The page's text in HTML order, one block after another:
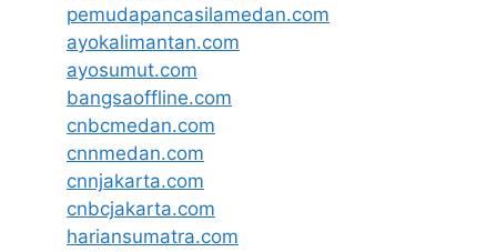
pemudapancasilamedan.com
ayokalimantan.com
ayosumut.com
bangsaoffline.com
cnbcmedan.com
cnnmedan.com
cnnjakarta.com
cnbcjakarta.com
hariansumatra.com